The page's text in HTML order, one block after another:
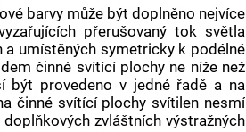
barvy může být doplněno nejvíce
přerušovaný tok světla
a umístěných symetricky k podélné
činné svítící plochy ne níže než
být provedeno v jedné řadě a na
činné svítící plochy svítilen nesmí
zvláštních výstražných